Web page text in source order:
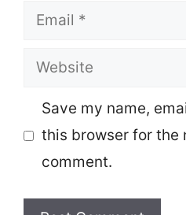
Email
Website
Save my name,
this browser for the
comment.